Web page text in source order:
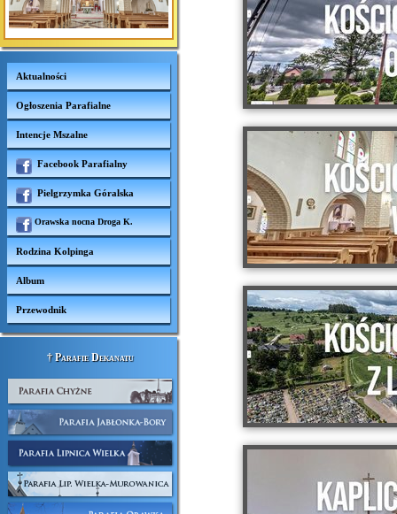
Aktualności
Ogłoszenia Parafialne
Intencje Mszalne
Facebook Parafialny
Pielgrzymka Góralska
Orawska nocna Droga K.
Rodzina Kolpinga
Album
Przewodnik
† Parafie Dekanatu